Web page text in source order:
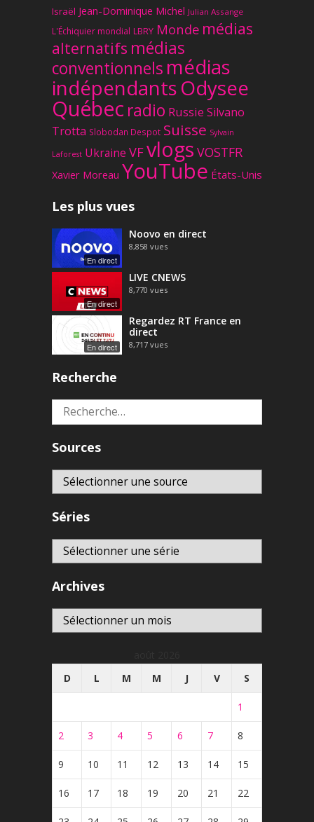
Israël Jean-Dominique Michel Julian Assange
L'Échiquier mondial LBRY Monde médias
alternatifs médias
conventionnels médias
indépendantsOdysee
Québec radio Russie Silvano
Trotta Slobodan Despot Suisse Sylvain
Laforest Ukraine VFvlogs VOSTFR
Xavier Moreau YouTube États-Unis
Les plus vues
En direct
Noovo en direct
8,858 vues
En direct
LIVE CNEWS
8,770 vues
En direct
Regardez RT France en
direct
8,717 vues
Recherche
Rechercher :
Sources
Séries
Archives
Archives
D
L M M J V S
1
2 3 4 5 6 7 8
9 10 11 12 13 14 15
16 17 18 19 20 21 22